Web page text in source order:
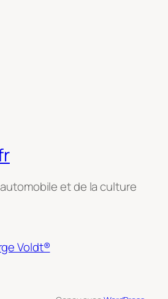
et de la culture
Voldt®